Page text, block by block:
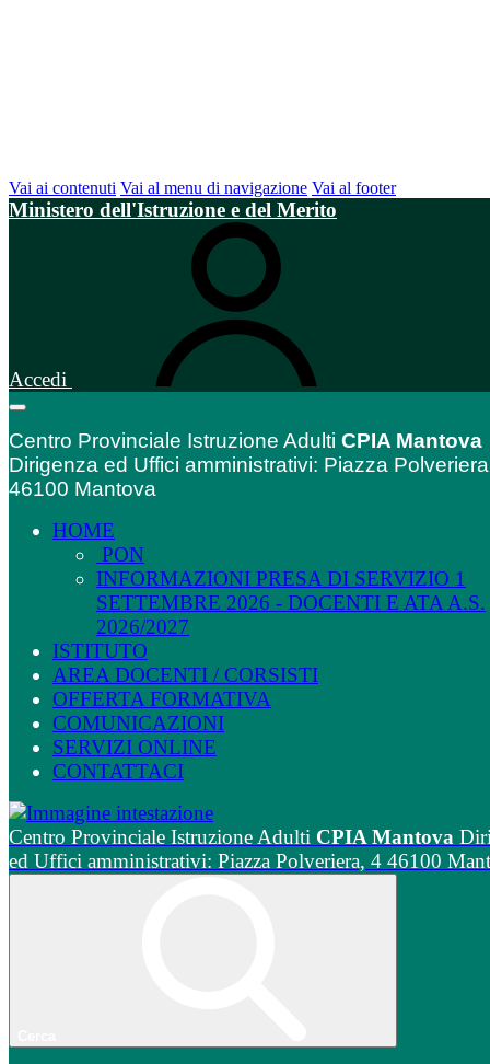
Vai ai contenuti Vai al menu di navigazione Vai al footer
Ministero dell'Istruzione e del Merito
Accedi
Centro Provinciale Istruzione Adulti CPIA Mantova
Dirigenza ed Uffici amministrativi: Piazza
46100 Mantova
HOME
PON
INFORMAZIONI PRESA DI SERVIZIO 1
SETTEMBRE 2026 - DOCENTI E ATA A.S.
2026/2027
ISTITUTO
AREA DOCENTI / CORSISTI
OFFERTA FORMATIVA
COMUNICAZIONI
SERVIZI ONLINE
CONTATTACI
Centro Provinciale Istruzione Adulti CPIA Mantova
ed Uffici amministrativi: Piazza Polveriera, 4 46100